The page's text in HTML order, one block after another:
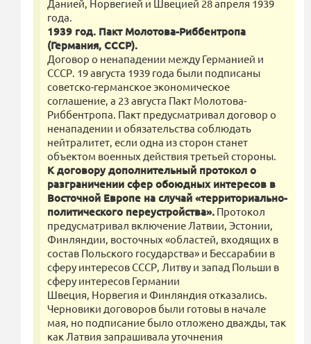
Данией, Норвегией и Швецией 28 апреля 1939
года.
1939 год. Пакт Молотова-Риббентропа
(Германия, СССР).
Договор о ненападении между Германией и
СССР. 19 августа 1939 года были подписаны
советско-германское экономическое
соглашение, а 23 августа Пакт Молотова-
Риббентропа. Пакт предусматривал договор о
ненападении и обязательства соблюдать
нейтралитет, если одна из сторон станет
объектом военных действия третьей стороны.
К договору дополнительный протокол о
разграничении сфер обоюдных интересов в
Восточной Европе на случай «территориально-
политического переустройства». Протокол
предусматривал включение Латвии, Эстонии,
Финляндии, восточных «областей, входящих в
состав Польского государства» и Бессарабии в
сферу интересов СССР, Литву и запад Польши в
сферу интересов Германии
Швеция, Норвегия и Финляндия отказались.
Черновики договоров были готовы в начале
мая, но подписание было отложено дважды, так
как Латвия запрашивала уточнения